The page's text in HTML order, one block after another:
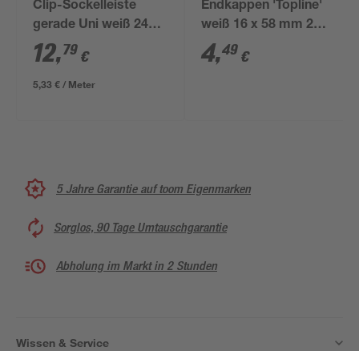
Clip-Sockelleiste
gerade Uni weiß 2400
x 58 x 16 mm
12,79 €
5,33 € / Meter
Endkappen 'Topline'
weiß 16 x 58 mm 2
Stück
4,49 €
5 Jahre Garantie auf toom Eigenmarken
Sorglos, 90 Tage Umtauschgarantie
Abholung im Markt in 2 Stunden
Wissen & Service